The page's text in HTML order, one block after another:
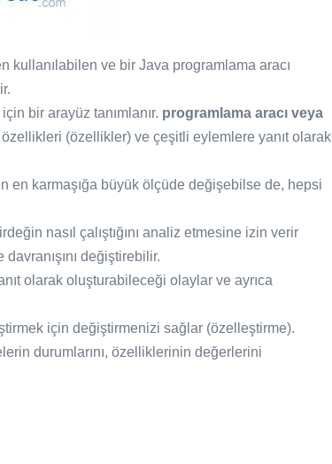
kullanılabilen ve bir Java programlama aracı
bir arayüz tanımlanır. programlama aracı veya
özellikleri (özellikler) ve çeşitli eylemlere yanıt olarak
en karmaşığa büyük ölçüde değişebilse de, hepsi
nasıl çalıştığını analiz etmesine izin verir
değiştirebilir.
olarak oluşturabileceği olaylar ve ayrıca
için değiştirmenizi sağlar (özelleştirme).
durumlarını, özelliklerinin değerlerini